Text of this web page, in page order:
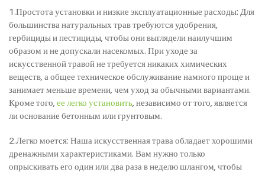
1.Простота установки и низкие эксплуатационные расходы: Для
большинства натуральных трав требуются удобрения,
гербициды и пестициды, чтобы они выглядели наилучшим
образом и не допускали насекомых. При уходе за
искусственной травой не требуется никаких химических
веществ, а общее техническое обслуживание намного проще и
занимает меньше времени, чем уход за обычными вариантами.
Кроме того, ее легко установить , независимо от того, является
ли основание бетонным или грунтовым.
2.Легко моется: Наша искусственная трава обладает хорошими
дренажными характеристиками. Вам нужно только
опрыскивать его один или два раза в неделю шлангом, чтобы